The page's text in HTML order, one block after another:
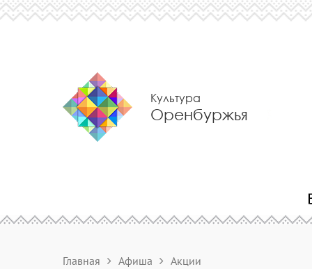
Культура
Оренбуржья
Главная Афиша Акции